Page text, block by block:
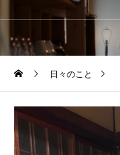
日々のこと